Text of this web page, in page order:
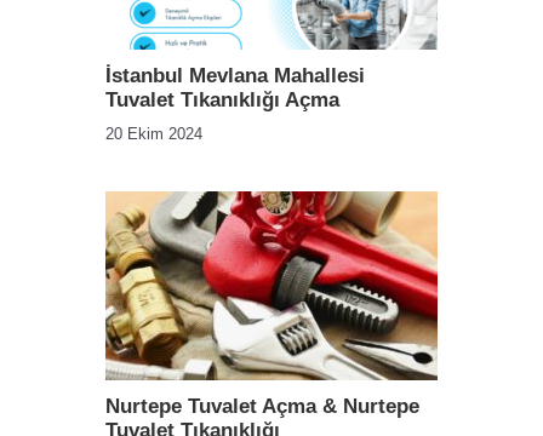
İstanbul Mevlana Mahallesi
Tuvalet Tıkanıklığı Açma
20 Ekim 2024
Nurtepe Tuvalet Açma & Nurtepe
Tuvalet Tıkanıklığı